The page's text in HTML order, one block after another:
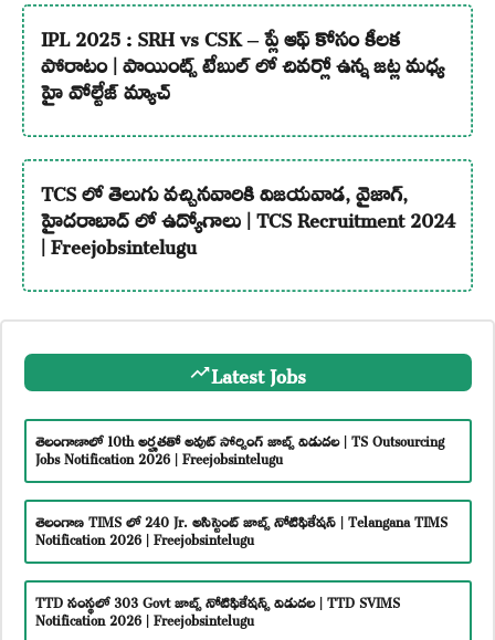
IPL 2025 : SRH vs CSK – ప్లే ఆఫ్ కోసం కీలక
పోరాటం | పాయింట్స్ టేబుల్ లో చివర్లో ఉన్న జట్ల మధ్య
హై వోల్టేజ్ మ్యాచ్
TCS లో తెలుగు వచ్చినవారికి విజయవాడ, వైజాగ్,
హైదరాబాద్ లో ఉద్యోగాలు | TCS Recruitment 2024
| Freejobsintelugu
Latest Jobs
తెలంగాణాలో 10th అర్హతతో అవుట్ సోర్సింగ్ జాబ్స్ విడుదల | TS Outsourcing
Jobs Notification 2026 | Freejobsintelugu
తెలంగాణ TIMS లో 240 Jr. అసిస్టెంట్ జాబ్స్ నోటిఫికేషన్ | Telangana TIMS
Notification 2026 | Freejobsintelugu
TTD సంస్థలో 303 Govt జాబ్స్ నోటిఫికేషన్స్ విడుదల | TTD SVIMS
Notification 2026 | Freejobsintelugu